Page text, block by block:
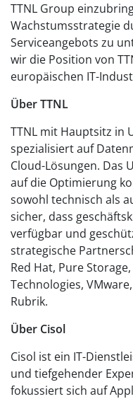
TTNL Group
Wachstumsstrategie
Serviceangebots zu
wir die Position von
europäischen IT-
Über TTNL
TTNL mit Hauptsitz in
spezialisiert auf
Cloud-Lösungen. Das
auf die Optimierung
sowohl technisch als
sicher, dass
verfügbar und
strategische
Red Hat, Pure
Technologies,
Rubrik.
Über Cisol
Cisol ist ein IT-
und tiefgehender
fokussiert sich auf